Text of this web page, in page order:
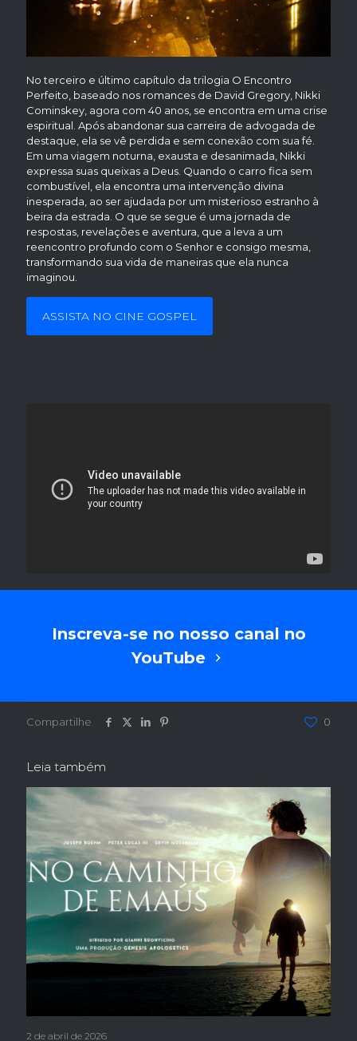
No terceiro e último capítulo da trilogia O Encontro
Perfeito, baseado nos romances de David Gregory, Nikki
Cominskey, agora com 40 anos, se encontra em uma crise
espiritual. Após abandonar sua carreira de advogada de
destaque, ela se vê perdida e sem conexão com sua fé.
Em uma viagem noturna, exausta e desanimada, Nikki
expressa suas queixas a Deus. Quando o carro fica sem
combustível, ela encontra uma intervenção divina
inesperada, ao ser ajudada por um misterioso estranho à
beira da estrada. O que se segue é uma jornada de
respostas, revelações e aventura, que a leva a um
reencontro profundo com o Senhor e consigo mesma,
transformando sua vida de maneiras que ela nunca
imaginou.
ASSISTA NO CINE GOSPEL
Inscreva-se no nosso canal no
YouTube
Compartilhe 0
Leia também
2 de abril de 2026